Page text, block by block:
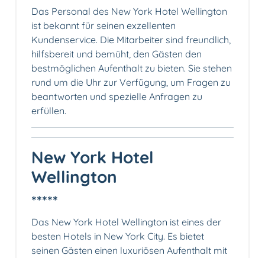
‍Das Personal des New York Hotel Wellington
ist bekannt für seinen exzellenten
Kundenservice. Die Mitarbeiter sind freundlich,
hilfsbereit und bemüht, den Gästen den
bestmöglichen Aufenthalt zu bieten. Sie stehen
rund um die Uhr zur Verfügung, um Fragen zu
beantworten und spezielle Anfragen zu
erfüllen.
New York Hotel
Wellington
*****
Das New York Hotel Wellington ist eines der
besten Hotels in New York City. Es bietet
seinen Gästen einen luxuriösen Aufenthalt mit